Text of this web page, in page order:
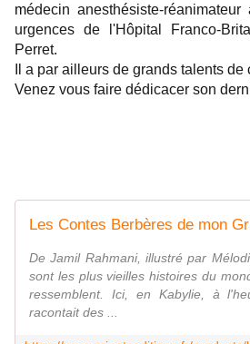
médecin anesthésiste-
urgences de l'Hôpital Franco-
Perret.
Il a par ailleurs de grands talents
Venez vous faire dédicacer son
Les Contes Berbères de mon
De Jamil Rahmani, illustré par
sont les plus vieilles histoires du
ressemblent. Ici, en Kabylie, à
racontait des ...